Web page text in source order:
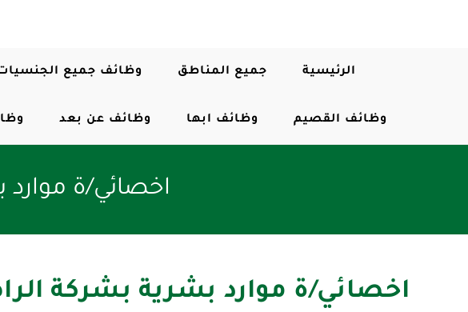
الرئيسية جميع المناطق وظائف جميع
وظائف القصيم وظائف ابها وظائف عن بعد
اخصائي/ة موارد
اخصائي/ة موارد بشرية بشركة